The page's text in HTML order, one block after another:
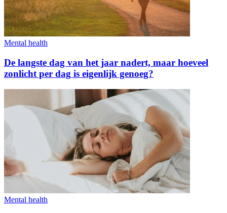
Mental health
De langste dag van het jaar nadert, maar hoeveel
zonlicht per dag is eigenlijk genoeg?
Mental health